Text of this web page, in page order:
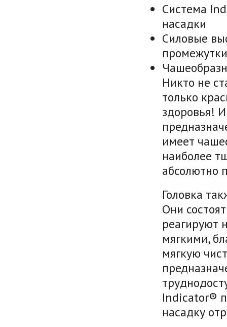
Система
насадки
Силовые
промежутки
Никто не
только
здоровья!
имеет
наиболее
абсолютно
Головка
Они
реагируют
мягкими,
мягкую
Indicator®
насадку